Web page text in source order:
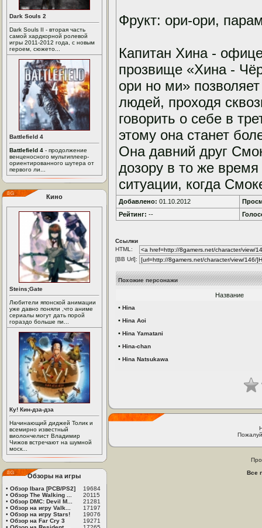
Dark Souls 2
Dark Souls II - вторая часть
самой хардкорной ролевой
игры 2011-2012 года, с новым
героем, сюжето...
Battlefield 4
Battlefield 4 - продолжение
венценосного мультиплеер-
ориентированного шутера от
первого ли...
Кино
Steins;Gate
Любители японской анимации
уже давно поняли ,что аниме
сериалы могут дать порой
гораздо больше пи...
Ку! Кин-дза-дза
Начинающий диджей Толик и
всемирно известный
виолончелист Владимир
Чижов встречают на шумной
моск...
Обзоры на игры
• Обзор Ibara [PCB/PS2]
19684
• Обзор The Walking ...
20115
• Обзор DMC: Devil M...
21281
• Обзор на игру Valk...
17197
• Обзор на игру Stars!
19076
• Обзор на Far Cry 3
19271
Фрукт: ори-ори,
Капитан Хина -
прозвище «Хина -
ори но ми»
людей, проходя
говорить о себе в
этому она станет
Она давний друг
дозору в то же
ситуации, когда
Добавлено: 01.10.2012
Рейтинг: --
Ссылки
HTML:
[BB Url]:
Похожие персонажи
Название
• Hina
• Hina Aoi
• Hina Yamatani
• Hina-chan
• Hina Natsukawa
Все